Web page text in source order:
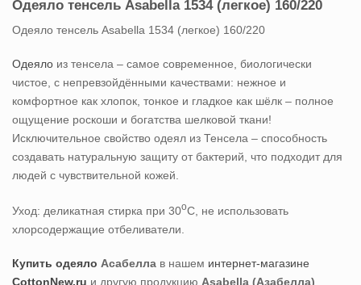
Одеяло тенсель Asabella 1534 (легкое) 160/220
Одеяло тенсель Asabella 1534 (легкое) 160/220
Одеяло из тенсела – самое современное, биологически
чистое, с непревзойдёнными качествами: нежное и
комфортное как хлопок, тонкое и гладкое как шёлк – полное
ощущение роскоши и богатства шелковой ткани!
Исключительное свойство одеял из Тенсела – способность
создавать натуральную защиту от бактерий, что подходит для
людей с чувствительной кожей.
Уход: деликатная стирка при 30оС, не использовать
хлорсодержащие отбеливатели.
Купить одеяло Асабелла в нашем интернет-магазине
CottonNew.ru и другую продукцию Asabella (Азабелла)